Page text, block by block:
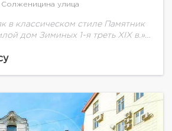
Солженицина улица
в классическом стиле Памятник
дом Зиминых 1-я треть XIX в.»